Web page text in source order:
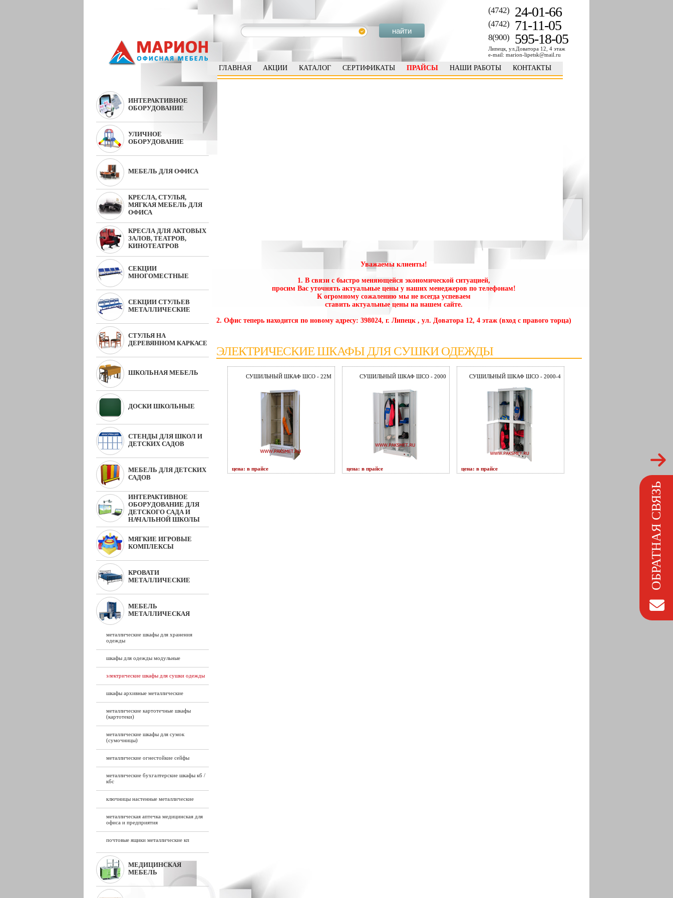
ОБРАТНАЯ СВЯЗЬ
(4742) 24-01-66
(4742) 71-11-05
8(900) 595-18-05
Липецк, ул.Доватора 12, 4 этаж
e-mail: marion-lipetsk@mail.ru
ГЛАВНАЯ АКЦИИ КАТАЛОГ СЕРТИФИКАТЫ ПРАЙСЫ НАШИ РАБОТЫ КОНТАКТЫ
ИНТЕРАКТИВНОЕ
ОБОРУДОВАНИЕ
УЛИЧНОЕ
ОБОРУДОВАНИЕ
МЕБЕЛЬ ДЛЯ ОФИСА
КРЕСЛА, СТУЛЬЯ,
МЯГКАЯ МЕБЕЛЬ ДЛЯ
ОФИСА
КРЕСЛА ДЛЯ АКТОВЫХ
ЗАЛОВ, ТЕАТРОВ,
КИНОТЕАТРОВ
СЕКЦИИ
МНОГОМЕСТНЫЕ
СЕКЦИИ СТУЛЬЕВ
МЕТАЛЛИЧЕСКИЕ
СТУЛЬЯ НА
ДЕРЕВЯННОМ КАРКАСЕ
ШКОЛЬНАЯ МЕБЕЛЬ
ДОСКИ ШКОЛЬНЫЕ
СТЕНДЫ ДЛЯ ШКОЛ И
ДЕТСКИХ САДОВ
МЕБЕЛЬ ДЛЯ ДЕТСКИХ
САДОВ
ИНТЕРАКТИВНОЕ
ОБОРУДОВАНИЕ ДЛЯ
ДЕТСКОГО САДА И
НАЧАЛЬНОЙ ШКОЛЫ
МЯГКИЕ ИГРОВЫЕ
КОМПЛЕКСЫ
КРОВАТИ
МЕТАЛЛИЧЕСКИЕ
МЕБЕЛЬ
МЕТАЛЛИЧЕСКАЯ
металлические шкафы для хранения
одежды
шкафы для одежды модульные
электрические шкафы для сушки одежды
шкафы архивные металлические
металлические картотечные шкафы
(картотеки)
металлические шкафы для сумок
(сумочницы)
металлические огнестойкие сейфы
металлические бухгалтерские шкафы кб /
кбс
ключницы настенные металлические
металлическая аптечка медицинская для
офиса и предприятия
почтовые ящики металлические кп
МЕДИЦИНСКАЯ
МЕБЕЛЬ
Уважаемы клиенты!
1. В связи с быстро меняющейся экономической ситуацией,
просим Вас уточнять актуальные цены у наших менеджеров по телефонам!
К огромному сожалению мы не всегда успеваем
ставить актуальные цены на нашем сайте.
2. Офис теперь находится по новому адресу: 398024, г. Липецк , ул. Доватора 12, 4 этаж (вход с правого торца)
ЭЛЕКТРИЧЕСКИЕ ШКАФЫ ДЛЯ СУШКИ ОДЕЖДЫ
СУШИЛЬНЫЙ ШКАФ ШСО - 22М
цена: в прайсе
СУШИЛЬНЫЙ ШКАФ ШСО - 2000
цена: в прайсе
СУШИЛЬНЫЙ ШКАФ ШСО - 2000-4
цена: в прайсе